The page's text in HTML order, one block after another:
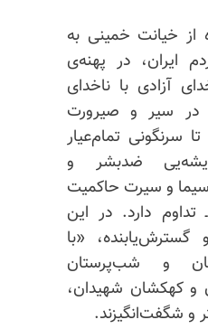
از خیانت خمینی به
ایران، در پهنه‌ی
آزادی با ناخدای
در سیر و صیرورت
سرنگونی تمام‌عیار
ضدبشر و
و سیرت حاکمیت
دارد. در این
«با
و شب‌پرستان
کاروان و کهکشان شهیدان،
و شگفت‌انگیزند.